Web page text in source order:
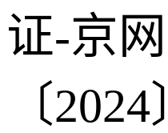
证-京
〔